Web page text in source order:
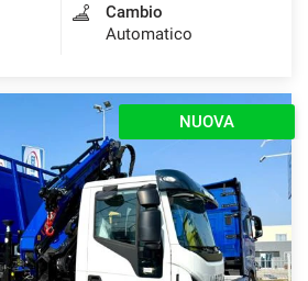
Cambio
Automatico
NUOVA